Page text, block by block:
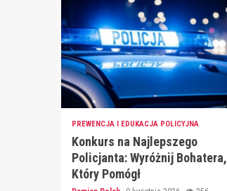
PREWENCJA I EDUKACJA POLICYJNA
Konkurs na Najlepszego
Policjanta: Wyróżnij Bohatera,
Który Pomógł